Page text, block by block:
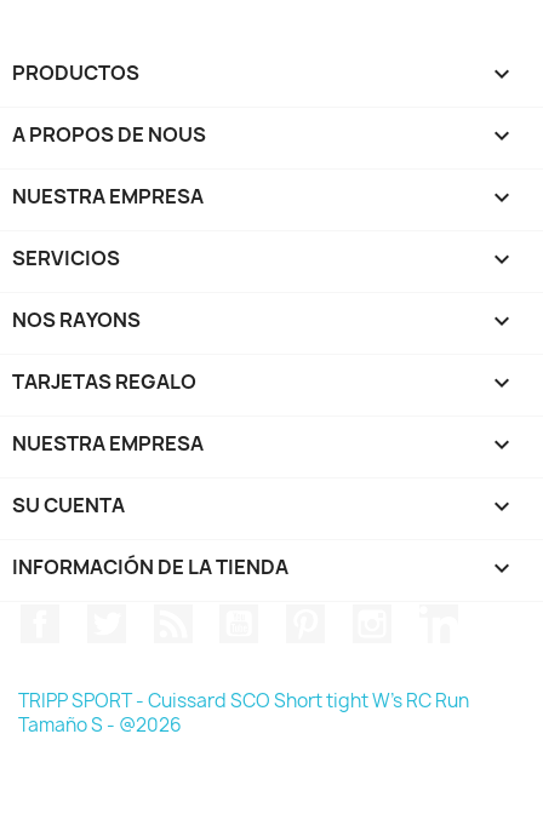
PRODUCTOS 
A PROPOS DE NOUS 
NUESTRA EMPRESA 
SERVICIOS 
NOS RAYONS 
TARJETAS REGALO 
NUESTRA EMPRESA 
SU CUENTA 
INFORMACIÓN DE LA TIENDA keyboard_arrow_down
TRIPP SPORT - Cuissard SCO Short tight W's RC Run
Tamaño S - @2026